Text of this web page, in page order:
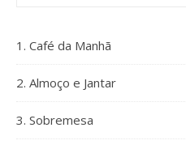
1. Café da Manhã
2. Almoço e Jantar
3. Sobremesa